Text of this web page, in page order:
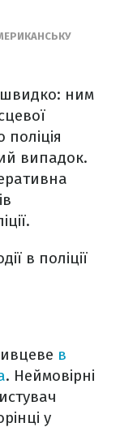
швидко: ним
випадок.
в поліції
в
. Неймовірні
у